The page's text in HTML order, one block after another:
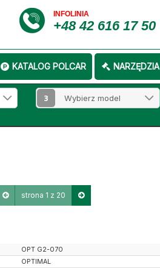
INFOLINIA
+48 42 616 17 50
KATALOG POLCAR NARZĘDZIA
3
strona 1 z 20
OPT G2-070
OPTIMAL